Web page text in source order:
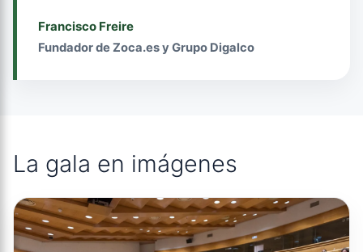
Francisco Freire
Fundador de Zoca.es y Grupo Digalco
La gala en imágenes